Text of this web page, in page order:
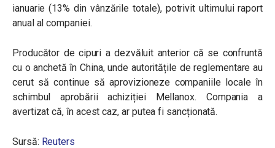
ianuarie (13% din vânzările totale), potrivit ultimului raport
anual al companiei.
Producător de cipuri a dezvăluit anterior că se confruntă
cu o anchetă în China, unde autoritățile de reglementare au
cerut să continue să aprovizioneze companiile locale în
schimbul aprobării achiziției Mellanox. Compania a
avertizat că, în acest caz, ar putea fi sancționată.
Sursă: Reuters